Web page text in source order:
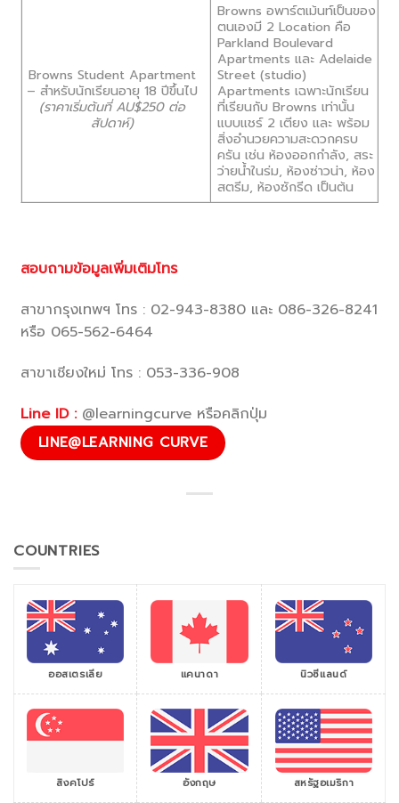
Browns Student Apartment
– สำหรับนักเรียนอายุ 18 ปีขึ้นไป
(ราคาเริ่มต้นที่AU$250 ต่อ
สัปดาห์)
Browns อพาร์ตเม้นท์เป็นของ
ตนเองมี 2 Location คือ
Parkland Boulevard
Apartments และ Adelaide
Street (studio)
Apartments เฉพาะนักเรียน
ที่เรียนกับ Browns เท่านั้น
แบบแชร์ 2 เตียง และ พร้อม
สิ่งอำนวยความสะดวกครบ
ครัน เช่น ห้องออกกำลัง, สระ
ว่ายน้ำในร่ม, ห้องซ่าวน่า, ห้อง
สตรีม, ห้องซักรีด เป็นต้น
สอบถามข้อมูลเพิ่มเติมโทร
สาขากรุงเทพฯ โทร : 02-943-8380 และ 086-326-8241
หรือ 065-562-6464
สาขาเชียงใหม่ โทร : 053-336-908
Line ID :@learningcurve หรือคลิกปุ่ม
LINE@LEARNING CURVE
COUNTRIES
ออสเตรเลีย แคนาดา นิวซีแลนด์
สิงคโปร์ อังกฤษ สหรัฐอเมริกา